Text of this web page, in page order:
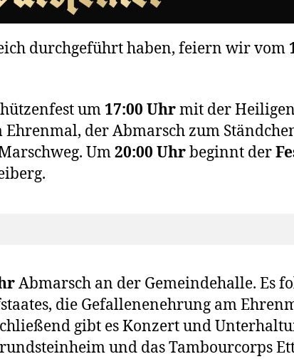
durch­ge­führt haben, fei­ern wir vom
um 17:00 Uhrmit der
der Abmarsch zum
Um20:00 Uhrbeginnt der
Abmarsch an der Gemein­de­hal­le. Es
die Gefal­le­nen­eh­rung am
gibt es Kon­zert und
und das Tam­bour­corps